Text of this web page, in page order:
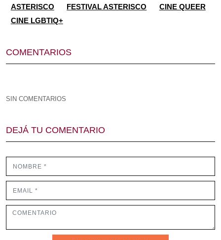
ASTERISCO
FESTIVAL ASTERISCO
CINE QUEER
CINE LGBTIQ+
COMENTARIOS
SIN COMENTARIOS
DEJÁ TU COMENTARIO